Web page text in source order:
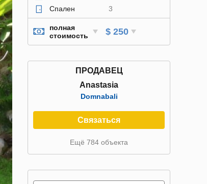
Спален
3
полная
стоимость
$ 250
ПРОДАВЕЦ
Anastasia
Domnabali
Связаться
Ещё 784 объекта